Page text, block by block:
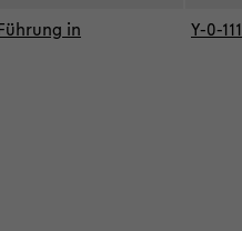
in
Y-0-111